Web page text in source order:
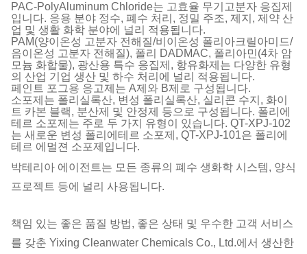
PAC-PolyAluminum Chloride는 고효율 무기고분자 응집제
입니다. 응용 분야 정수, 폐수 처리, 정밀 주조, 제지, 제약 산
업 및 생활 화학 분야에 널리 적용됩니다.
PAM(양이온성 고분자 전해질/비이온성 폴리아크릴아미드/
음이온성 고분자 전해질), 폴리 DADMAC, 폴리아민(4차 암
모늄 화합물), 광산용 특수 응집제, 항유화제는 다양한 유형
의 산업 기업 생산 및 하수 처리에 널리 적용됩니다.
페인트 포그용 응고제는 A제와 B제로 구성됩니다.
소포제는 폴리실록산, 변성 폴리실록산, 실리콘 수지, 화이
트 카본 블랙, 분산제 및 안정제 등으로 구성됩니다. 폴리에
테르 소포제는 주로 두 가지 유형이 있습니다. QT-XPJ-102
는 새로운 변성 폴리에테르 소포제, QT-XPJ-101은 폴리에
테르 에멀젼 소포제입니다.
박테리아 에이전트는 모든 종류의 폐수 생화학 시스템, 양식
프로젝트 등에 널리 사용됩니다.
책임 있는 좋은 품질 방법, 좋은 상태 및 우수한 고객 서비스
를 갖춘 Yixing Cleanwater Chemicals Co., Ltd.에서 생산한